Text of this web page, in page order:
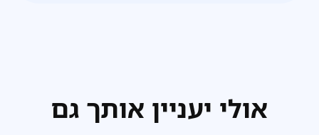
אולי יעניין אותך גם